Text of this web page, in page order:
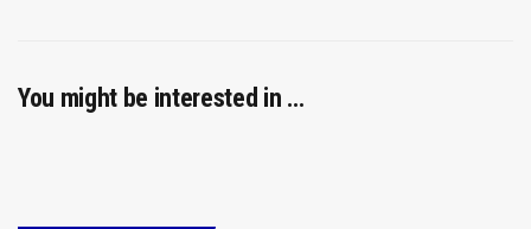
You might be interested in …